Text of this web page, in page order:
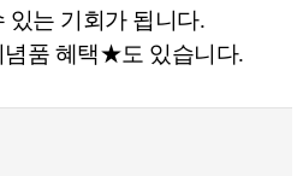
있는 기회가 됩니다.
품 혜택★도 있습니다.